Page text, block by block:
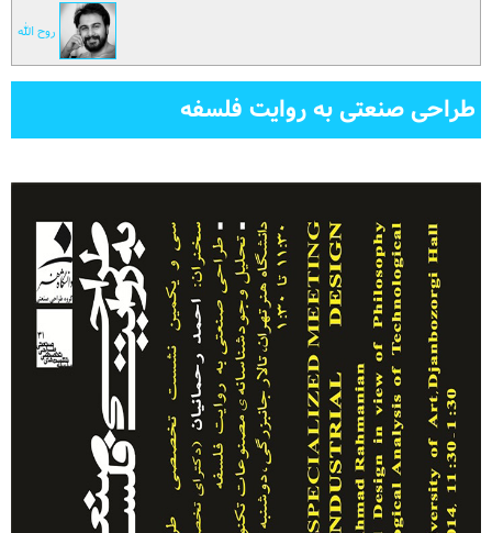
روح الله
طراحی صنعتی به روایت فلسفه